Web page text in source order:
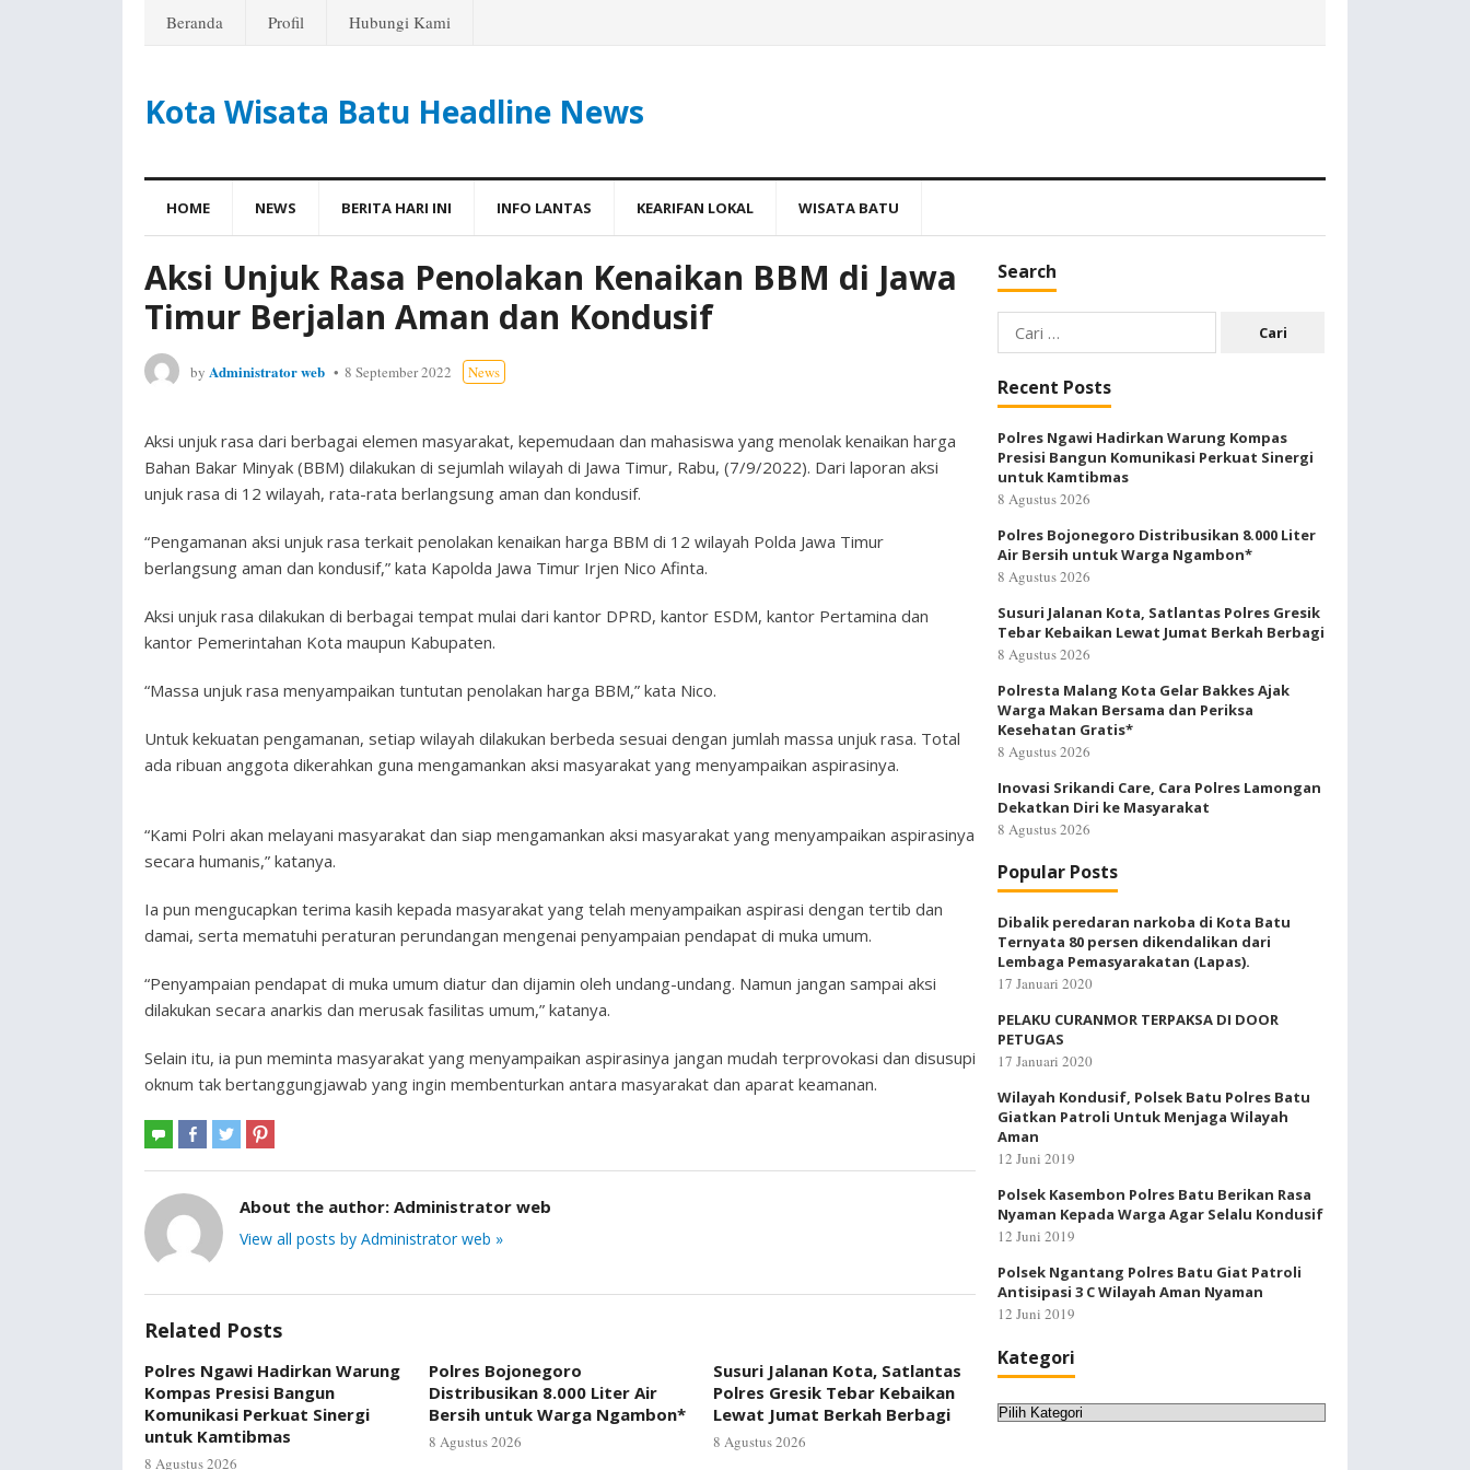
Beranda Profil Hubungi Kami
Kota Wisata Batu Headline News
HOME NEWS BERITA HARI INI INFO LANTAS KEARIFAN LOKAL WISATA BATU
Aksi Unjuk Rasa Penolakan Kenaikan BBM di Jawa
Timur Berjalan Aman dan Kondusif
by Administrator web 8 September 2022 News
Aksi unjuk rasa dari berbagai elemen masyarakat, kepemudaan dan mahasiswa yang menolak kenaikan harga
Bahan Bakar Minyak (BBM) dilakukan di sejumlah wilayah di Jawa Timur, Rabu, (7/9/2022). Dari laporan aksi
unjuk rasa di 12 wilayah, rata-rata berlangsung aman dan kondusif.
“Pengamanan aksi unjuk rasa terkait penolakan kenaikan harga BBM di 12 wilayah Polda Jawa Timur
berlangsung aman dan kondusif,” kata Kapolda Jawa Timur Irjen Nico Afinta.
Aksi unjuk rasa dilakukan di berbagai tempat mulai dari kantor DPRD, kantor ESDM, kantor Pertamina dan
kantor Pemerintahan Kota maupun Kabupaten.
“Massa unjuk rasa menyampaikan tuntutan penolakan harga BBM,” kata Nico.
Untuk kekuatan pengamanan, setiap wilayah dilakukan berbeda sesuai dengan jumlah massa unjuk rasa. Total
ada ribuan anggota dikerahkan guna mengamankan aksi masyarakat yang menyampaikan aspirasinya.
“Kami Polri akan melayani masyarakat dan siap mengamankan aksi masyarakat yang menyampaikan aspirasinya
secara humanis,” katanya.
Ia pun mengucapkan terima kasih kepada masyarakat yang telah menyampaikan aspirasi dengan tertib dan
damai, serta mematuhi peraturan perundangan mengenai penyampaian pendapat di muka umum.
“Penyampaian pendapat di muka umum diatur dan dijamin oleh undang-undang. Namun jangan sampai aksi
dilakukan secara anarkis dan merusak fasilitas umum,” katanya.
Selain itu, ia pun meminta masyarakat yang menyampaikan aspirasinya jangan mudah terprovokasi dan disusupi
oknum tak bertanggungjawab yang ingin membenturkan antara masyarakat dan aparat keamanan.
About the author: Administrator web
View all posts by Administrator web »
Related Posts
Polres Ngawi Hadirkan Warung
Kompas Presisi Bangun
Komunikasi Perkuat Sinergi
untuk Kamtibmas
8 Agustus 2026
Polres Bojonegoro
Distribusikan 8.000 Liter Air
Bersih untuk Warga Ngambon*
8 Agustus 2026
Susuri Jalanan Kota, Satlantas
Polres Gresik Tebar Kebaikan
Lewat Jumat Berkah Berbagi
8 Agustus 2026
Search
Cari
untuk:
Recent Posts
Polres Ngawi Hadirkan Warung Kompas
Presisi Bangun Komunikasi Perkuat Sinergi
untuk Kamtibmas
8 Agustus 2026
Polres Bojonegoro Distribusikan 8.000 Liter
Air Bersih untuk Warga Ngambon*
8 Agustus 2026
Susuri Jalanan Kota, Satlantas Polres Gresik
Tebar Kebaikan Lewat Jumat Berkah Berbagi
8 Agustus 2026
Polresta Malang Kota Gelar Bakkes Ajak
Warga Makan Bersama dan Periksa
Kesehatan Gratis*
8 Agustus 2026
Inovasi Srikandi Care, Cara Polres Lamongan
Dekatkan Diri ke Masyarakat
8 Agustus 2026
Popular Posts
Dibalik peredaran narkoba di Kota Batu
Ternyata 80 persen dikendalikan dari
Lembaga Pemasyarakatan (Lapas).
17 Januari 2020
PELAKU CURANMOR TERPAKSA DI DOOR
PETUGAS
17 Januari 2020
Wilayah Kondusif, Polsek Batu Polres Batu
Giatkan Patroli Untuk Menjaga Wilayah
Aman
12 Juni 2019
Polsek Kasembon Polres Batu Berikan Rasa
Nyaman Kepada Warga Agar Selalu Kondusif
12 Juni 2019
Polsek Ngantang Polres Batu Giat Patroli
Antisipasi 3 C Wilayah Aman Nyaman
12 Juni 2019
Kategori
Kategori